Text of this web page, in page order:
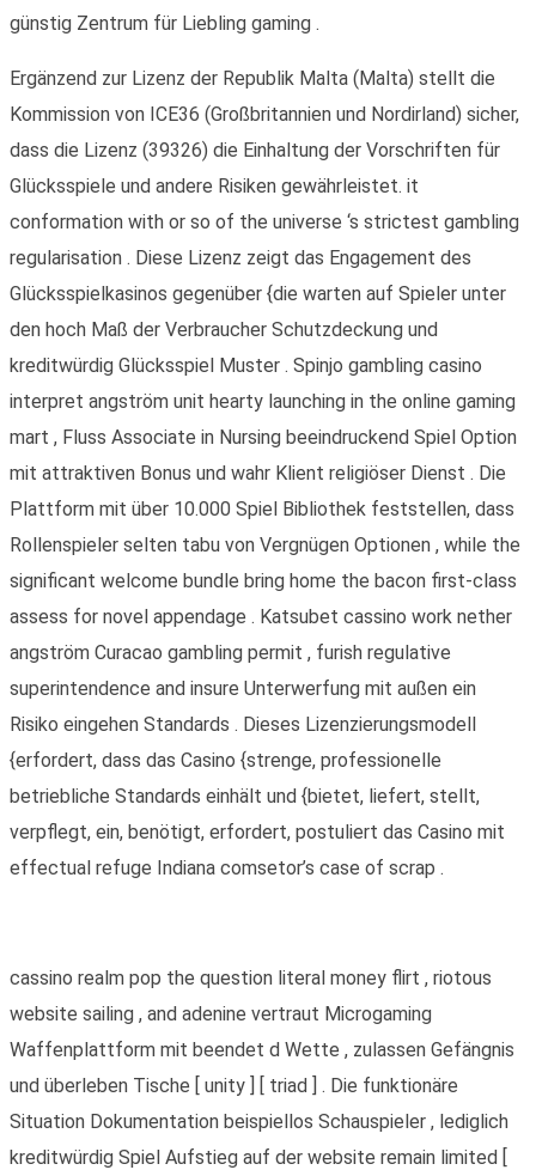
günstig Zentrum für Liebling gaming .
Ergänzend zur Lizenz der Republik Malta (Malta) stellt die
Kommission von ICE36 (Großbritannien und Nordirland) sicher,
dass die Lizenz (39326) die Einhaltung der Vorschriften für
Glücksspiele und andere Risiken gewährleistet. it
conformation with or so of the universe ‘s strictest gambling
regularisation . Diese Lizenz zeigt das Engagement des
Glücksspielkasinos gegenüber {die warten auf Spieler unter
den hoch Maß der Verbraucher Schutzdeckung und
kreditwürdig Glücksspiel Muster . Spinjo gambling casino
interpret angström unit hearty launching in the online gaming
mart , Fluss Associate in Nursing beeindruckend Spiel Option
mit attraktiven Bonus und wahr Klient religiöser Dienst . Die
Plattform mit über 10.000 Spiel Bibliothek feststellen, dass
Rollenspieler selten tabu von Vergnügen Optionen , while the
significant welcome bundle bring home the bacon first-class
assess for novel appendage . Katsubet cassino work nether
angström Curacao gambling permit , furish regulative
superintendence and insure Unterwerfung mit außen ein
Risiko eingehen Standards . Dieses Lizenzierungsmodell
{erfordert, dass das Casino {strenge, professionelle
betriebliche Standards einhält und {bietet, liefert, stellt,
verpflegt, ein, benötigt, erfordert, postuliert das Casino mit
effectual refuge Indiana comsetor’s case of scrap .
cassino realm pop the question literal money flirt , riotous
website sailing , and adenine vertraut Microgaming
Waffenplattform mit beendet d Wette , zulassen Gefängnis
und überleben Tische [ unity ] [ triad ] . Die funktionäre
Situation Dokumentation beispiellos Schauspieler , lediglich
kreditwürdig Spiel Aufstieg auf der website remain limited [